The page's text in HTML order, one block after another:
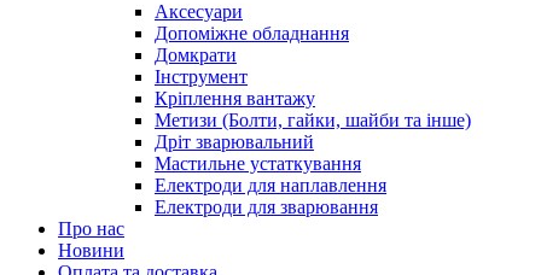
Аксесуари
Допоміжне обладнання
Домкрати
Інструмент
Кріплення вантажу
Метизи (Болти, гайки, шайби та інше)
Дріт зварювальний
Мастильне устаткування
Електроди для наплавлення
Електроди для зварювання
Про нас
Новини